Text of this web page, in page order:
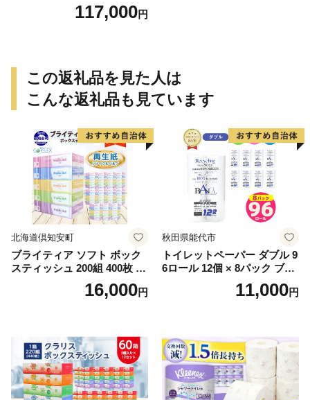
117,000円
この返礼品を見た人は
こんな返礼品も見ています
北海道倶知安町
ブライティア ソフト ボック
スティッシュ 200組 400枚 60
箱 日本製 まとめ買い ティッ
シュ リサイクル 長持 防災 常
倶知安町 日用品
16,000円
秋田県能代市
トイレットペーパー ダブル 9
6ロール 12個 × 8パック ブラ
ンカ 再生紙 100％ 芯あり 日
用品 消耗品 無香料 生活用品
11,000円